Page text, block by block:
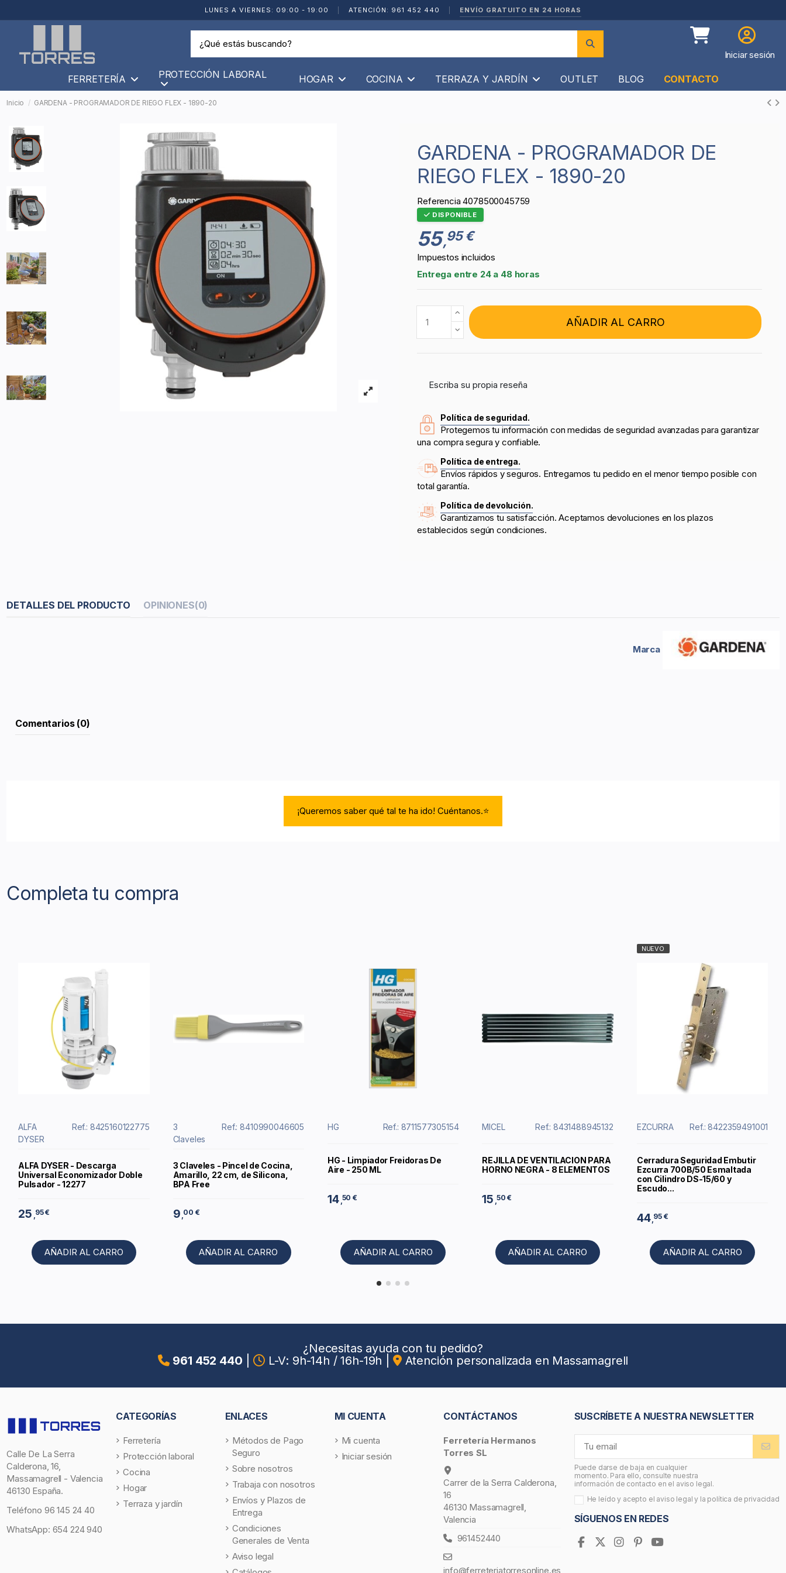
LUNES A VIERNES: 09:00 - 19:00 ATENCIÓN: 961 452 440 ENVÍO GRATUITO EN 24 HORAS
Iniciar sesión
FERRETERÍA PROTECCIÓN LABORAL HOGAR COCINA TERRAZA Y JARDÍN OUTLET BLOG CONTACTO
Inicio GARDENA - PROGRAMADOR DE RIEGO FLEX - 1890-20
GARDENA - PROGRAMADOR DE
RIEGO FLEX - 1890-20
Referencia 4078500045759
DISPONIBLE
55,95 €
Impuestos incluidos
Entrega entre 24 a 48 horas
AÑADIR AL CARRO
Escriba su propia reseña
Política de seguridad.
Protegemos tu información con medidas de seguridad avanzadas para garantizar
una compra segura y confiable.
Política de entrega.
Envíos rápidos y seguros. Entregamos tu pedido en el menor tiempo posible con
total garantía.
Política de devolución.
Garantizamos tu satisfacción. Aceptamos devoluciones en los plazos
establecidos según condiciones.
DETALLES DEL PRODUCTO OPINIONES(0)
Marca
Comentarios (0)
¡Queremos saber qué tal te ha ido! Cuéntanos.⭐
Completa tu compra
ALFA
DYSER
Ref.: 8425160122775
ALFA DYSER - Descarga
Universal Economizador Doble
Pulsador - 12277
25 95 €
AÑADIR AL CARRO
3
Claveles
Ref.: 8410990046605
3 Claveles - Pincel de Cocina,
Amarillo, 22 cm, de Silicona,
BPA Free
9 ,00 €
AÑADIR AL CARRO
HG Ref.: 8711577305154
HG - Limpiador Freidoras De
Aire - 250 ML
14 ,50 €
AÑADIR AL CARRO
MICEL Ref.: 8431488945132
REJILLA DE VENTILACION PARA
HORNO NEGRA - 8 ELEMENTOS
15 ,50 €
AÑADIR AL CARRO
NUEVO
EZCURRA Ref.: 8422359491001
Cerradura Seguridad Embutir
Ezcurra 700B/50 Esmaltada
con Cilindro DS-15/60 y
Escudo...
44 ,95 €
AÑADIR AL CARRO
¿Necesitas ayuda con tu pedido?
961 452 440
L-V: 9h-14h / 16h-19h Atención personalizada en Massamagrell
Calle De La Serra
Calderona, 16,
Massamagrell - Valencia
46130 España.
Teléfono 96 145 24 40
WhatsApp: 654 224 940
CATEGORÍAS
Ferretería
Protección laboral
Cocina
Hogar
Terraza y jardín
ENLACES
Métodos de Pago
Seguro
Sobre nosotros
Trabaja con nosotros
Envíos y Plazos de
Entrega
Condiciones
Generales de Venta
Aviso legal
MI CUENTA
Mi cuenta
Iniciar sesión
CONTÁCTANOS
Ferretería Hermanos
Torres SL
Carrer de la Serra Calderona,
16
46130 Massamagrell,
Valencia
961452440
info@ferreteriatorresonline.es
SUSCRÍBETE A NUESTRA NEWSLETTER
Puede darse de baja en cualquier
momento. Para ello, consulte nuestra
información de contacto en el aviso legal.
He leído y acepto el aviso legal y la política de privacidad
SÍGUENOS EN REDES